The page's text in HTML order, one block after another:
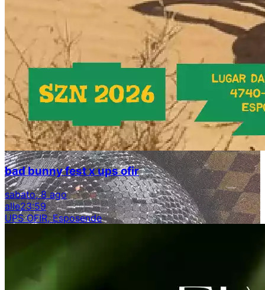
bad bunny fest x ups ofir
sabato, 8 ago
alle23:59
UPS OFIR, Esposende